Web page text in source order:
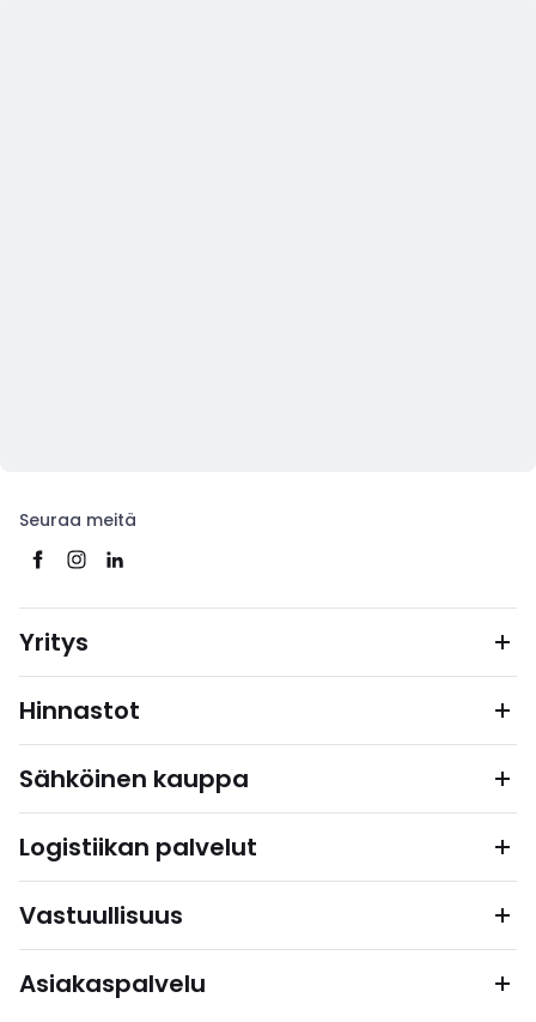
Seuraa meitä
Yritys
Hinnastot
Sähköinen kauppa
Logistiikan palvelut
Vastuullisuus
Asiakaspalvelu